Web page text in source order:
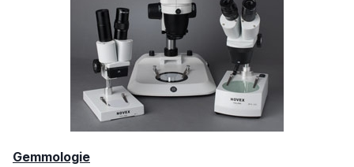
Gemmologie